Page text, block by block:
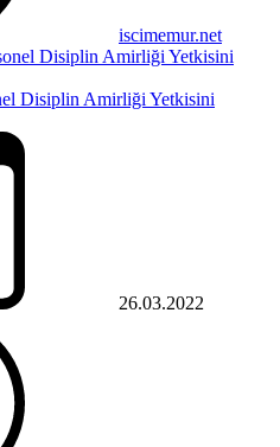
iscimemur.net
Disiplin Amirliği Yetkisini
26.03.2022